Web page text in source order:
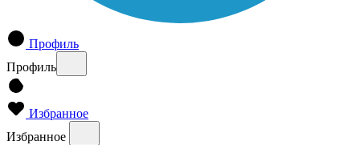
Профиль
Профиль
Избранное
Избранное